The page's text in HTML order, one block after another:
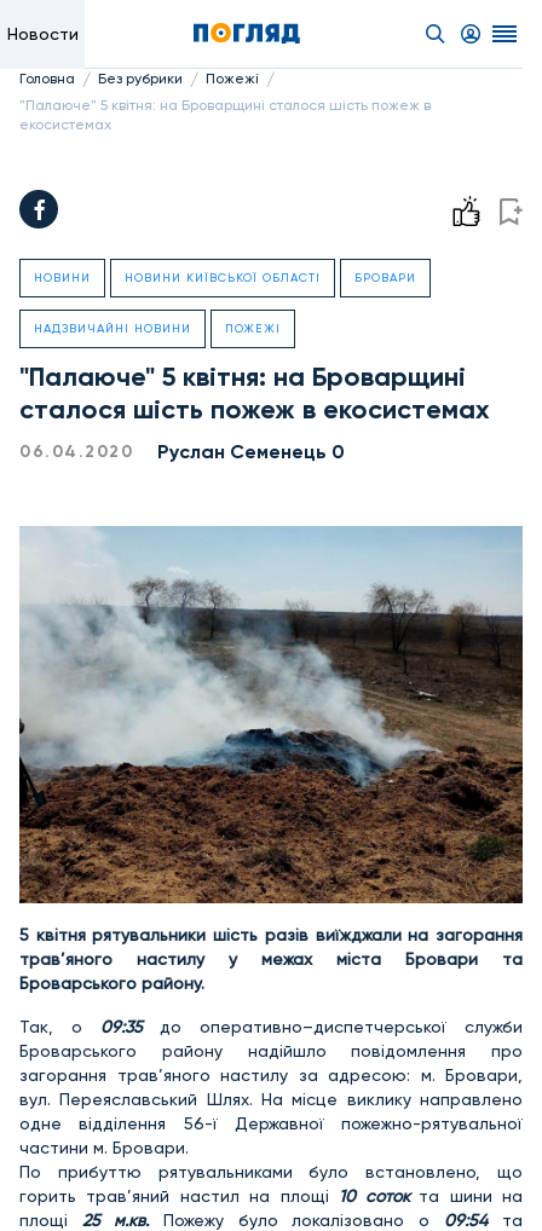
Новости
Головна / Без рубрики / Пожежі /
"Палаюче" 5 квітня: на Броварщині сталося шість пожеж в
екосистемах
НОВИНИ НОВИНИ КИЇВСЬКОЇ ОБЛАСТІ БРОВАРИ
НАДЗВИЧАЙНІ НОВИНИ ПОЖЕЖІ
"Палаюче" 5 квітня: на Броварщині
сталося шість пожеж в екосистемах
06.04.2020 Руслан Семенець 0
5 квітня рятувальники шість разів виїжджали на загорання
трав’яного настилу у межах міста Бровари та
Броварського району.
Так, о 09:35 до оперативно–диспетчерської служби
Броварського району надійшло повідомлення про
загорання трав’яного настилу за адресою: м. Бровари,
вул. Переяславський Шлях. На місце виклику направлено
одне відділення 56-ї Державної пожежно-рятувальної
частини м. Бровари.
По прибуттю рятувальниками було встановлено, що
горить трав’яний настил на площі
10 соток та шини на
площі 25 м.кв.Пожежу було локалізовано о 09:54та